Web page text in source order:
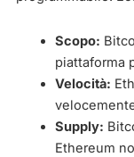
Scopo:
piattaforma
Velocità:
Supply:
Ethereum